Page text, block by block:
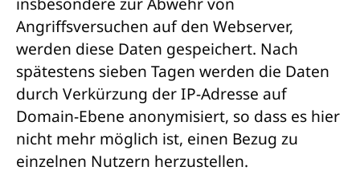
Angriffsversuchen auf den Webserver,
werden diese Daten gespeichert. Nach
spätestens sieben Tagen werden die Daten
durch Verkürzung der IP-Adresse auf
Domain-Ebene anonymisiert, so dass es hier
nicht mehr möglich ist, einen Bezug zu
einzelnen Nutzern herzustellen.